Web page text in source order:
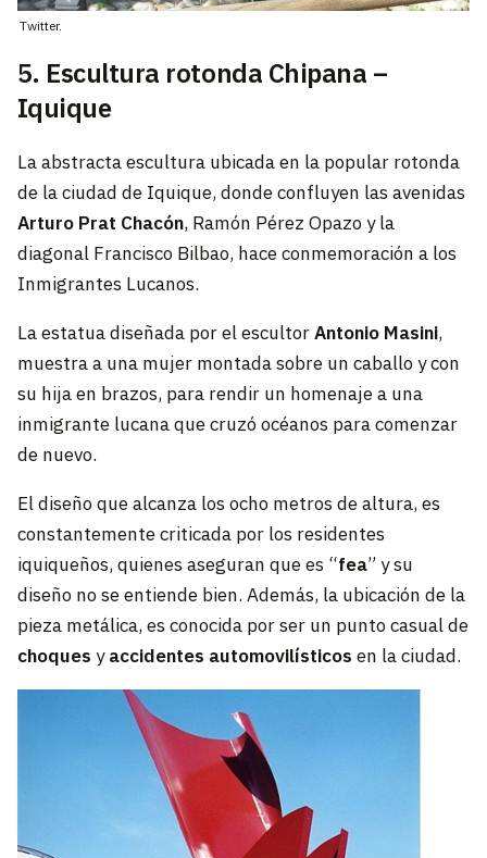
Twitter.
5. Escultura rotonda Chipana –
Iquique
La abstracta escultura ubicada en la popular rotonda
de la ciudad de Iquique, donde confluyen las avenidas
Arturo Prat Chacón, Ramón Pérez Opazo y la
diagonal Francisco Bilbao, hace conmemoración a los
Inmigrantes Lucanos.
La estatua diseñada por el escultorAntonio Masini,
muestra a una mujer montada sobre un caballo y con
su hija en brazos, para rendir un homenaje a una
inmigrante lucana que cruzó océanos para comenzar
de nuevo.
El diseño que alcanza los ocho metros de altura, es
constantemente criticada por los residentes
iquiqueños, quienes aseguran que es “fea” y su
diseño no se entiende bien. Además, la ubicación de la
pieza metálica, es conocida por ser un punto casual de
choques yaccidentes automovilísticos en la ciudad.